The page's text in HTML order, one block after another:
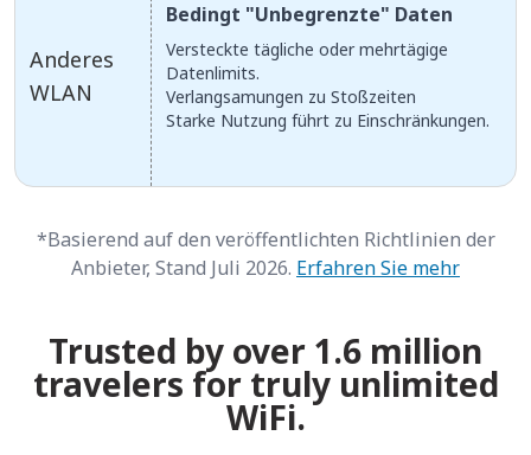
Anderes
WLAN
Bedingt "Unbegrenzte" Daten
Versteckte tägliche oder mehrtägige
Datenlimits.
Verlangsamungen zu Stoßzeiten
Starke Nutzung führt zu Einschränkungen.
*Basierend auf den veröffentlichten Richtlinien der
Anbieter, Stand Juli 2026. Erfahren Sie mehr
Trusted by over 1.6 million
travelers for truly unlimited
WiFi.